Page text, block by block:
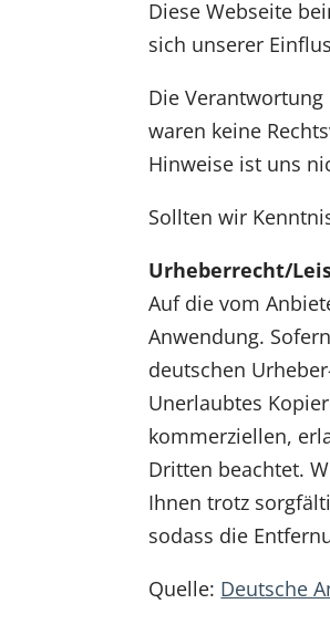
Diese Webseite
sich unserer
Die
waren keine
Hinweise ist uns
Sollten wir
Urheberrecht/
Auf die vom
Anwendung.
deutschen
Unerlaubtes
kommerziellen,
Dritten beachtet.
Ihnen trotz
sodass die
Quelle: Deutsche